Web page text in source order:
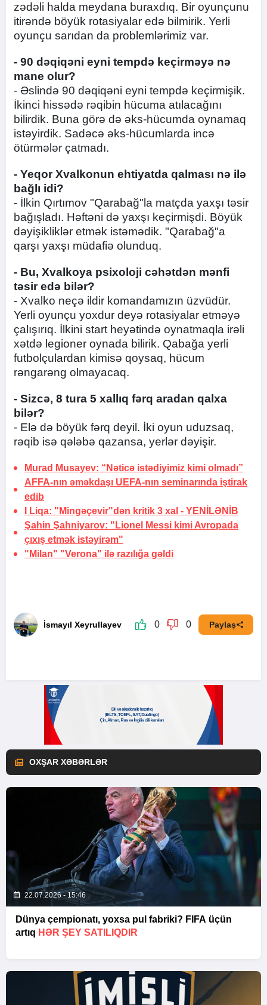
zədəli halda meydana buraxdıq. Bir oyunçunu
itirəndə böyük rotasiyalar edə bilmirik. Yerli
oyunçu sarıdan da problemlərimiz var.
- 90 dəqiqəni eyni tempdə keçirməyə nə
mane olur?
- Əslində 90 dəqiqəni eyni tempdə keçirmişik.
İkinci hissədə rəqibin hücuma atılacağını
bilirdik. Buna görə də əks-hücumda oynamaq
istəyirdik. Sadəcə əks-hücumlarda incə
ötürmələr çatmadı.
- Yeqor Xvalkonun ehtiyatda qalması nə ilə
bağlı idi?
- İlkin Qırtımov "Qarabağ"la matçda yaxşı təsir
bağışladı. Həftəni də yaxşı keçirmişdi. Böyük
dəyişikliklər etmək istəmədik. "Qarabağ"a
qarşı yaxşı müdafiə olunduq.
- Bu, Xvalkoya psixoloji cəhətdən mənfi
təsir edə bilər?
- Xvalko neçə ildir komandamızın üzvüdür.
Yerli oyunçu yoxdur deyə rotasiyalar etməyə
çalışırıq. İlkini start heyətində oynatmaqla irəli
xətdə legioner oynada bilirik. Qabağa yerli
futbolçulardan kimisə qoysaq, hücum
rəngarəng olmayacaq.
- Sizcə, 8 tura 5 xallıq fərq aradan qalxa
bilər?
- Elə də böyük fərq deyil. İki oyun uduzsaq,
rəqib isə qələbə qazansa, yerlər dəyişir.
Murad Musayev: “Nəticə istədiyimiz kimi olmadı”
AFFA-nın əməkdaşı UEFA-nın seminarında iştirak
edib
I Liqa: "Mingəçevir"dən kritik 3 xal - YENİLƏNİB
Şahin Şahniyarov: "Lionel Messi kimi Avropada
çıxış etmək istəyirəm"
"Milan" "Verona" ilə razılığa gəldi
İsmayıl Xeyrullayev 0 0 Paylaş
OXŞAR XƏBƏRLƏR
22.07.2026 - 15:46
Dünya çempionatı, yoxsa pul fabriki? FIFA üçün
artıq HƏR ŞEY SATILIQDIR